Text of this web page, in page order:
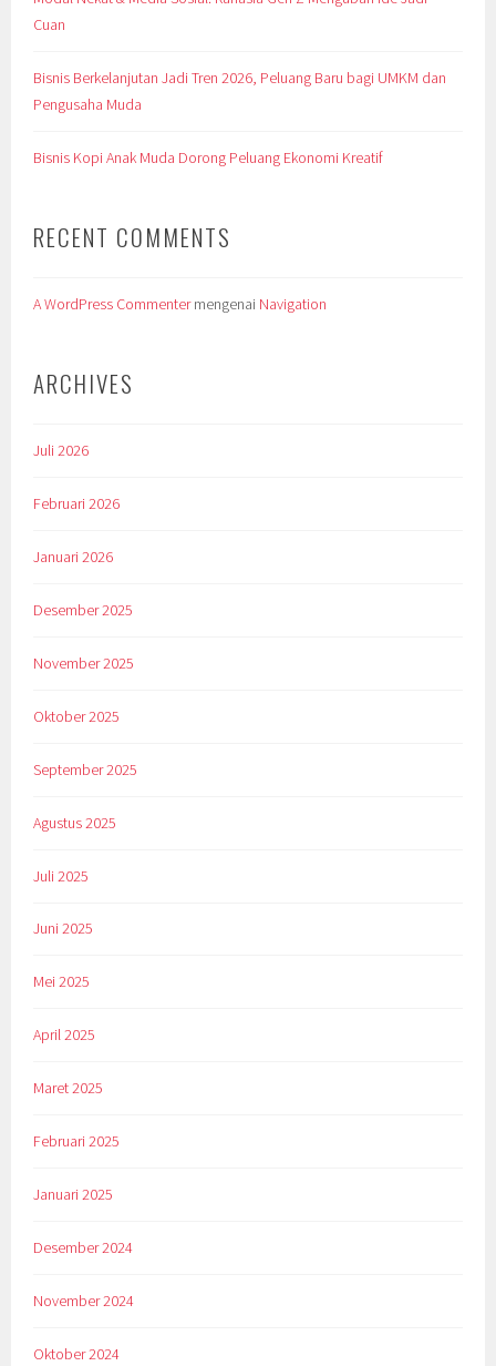
Cuan
Bisnis Berkelanjutan Jadi Tren 2026, Peluang Baru bagi UMKM dan
Pengusaha Muda
Bisnis Kopi Anak Muda Dorong Peluang Ekonomi Kreatif
RECENT COMMENTS
A WordPress Commentermengenai Navigation
ARCHIVES
Juli 2026
Februari 2026
Januari 2026
Desember 2025
November 2025
Oktober 2025
September 2025
Agustus 2025
Juli 2025
Juni 2025
Mei 2025
April 2025
Maret 2025
Februari 2025
Januari 2025
Desember 2024
November 2024
Oktober 2024